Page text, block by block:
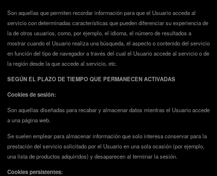
Son aquellas que permiten recordar información para que el Usuario acceda al
servicio con determinadas características que pueden diferenciar su experiencia de
la de otros usuarios, como, por ejemplo, el idioma, el número de resultados a
mostrar cuando el Usuario realiza una búsqueda, el aspecto o contenido del servicio
en función del tipo de navegador a través del cual el Usuario accede al servicio o de
la región desde la que accede al servicio, etc.
SEGÚN EL PLAZO DE TIEMPO QUE PERMANECEN ACTIVADAS
Cookies de sesión:
Son aquellas diseñadas para recabar y almacenar datos mientras el Usuario accede
a una página web.
Se suelen emplear para almacenar información que solo interesa conservar para la
prestación del servicio solicitado por el Usuario en una sola ocasión (por ejemplo,
una lista de productos adquiridos) y desaparecen al terminar la sesión.
Cookies persistentes: